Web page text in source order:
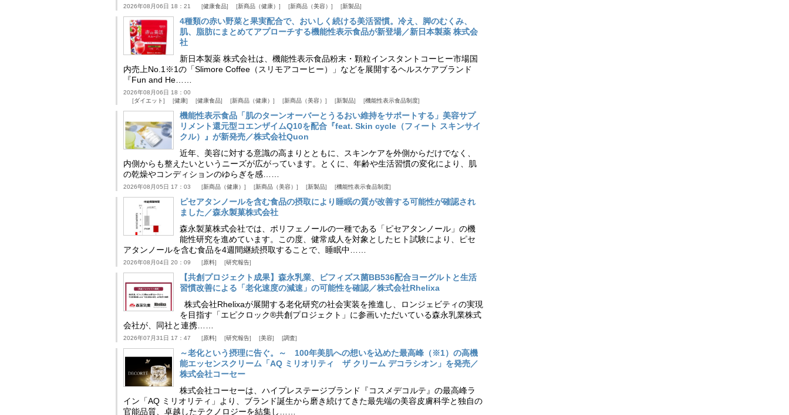
2026年08月06日 18：21 健康食品 新商品（健康） 新商品（美容） 新製品
4種類の赤い野菜と果実配合で、おいしく続ける美活習慣。冷え、脚のむくみ、
肌、脂肪にまとめてアプローチする機能性表示食品が新登場／新日本製薬 株式会
社
新日本製薬 株式会社は、機能性表示食品粉末・顆粒インスタントコーヒー市場国
内売上No.1※1の「Slimore Coffee（スリモアコーヒー）」などを展開するヘルスケアブランド
『Fun and He……
2026年08月06日 18：00
ダイエット
健康 健康食品 新商品（健康） 新商品（美容） 新製品 機能性表示食品制度
機能性表示食品「肌のターンオーバーとうるおい維持をサポートする」美容サプ
リメント還元型コエンザイムQ10を配合『feat. Skin cycle（フィート スキンサイ
クル）』が新発売／株式会社Quon
近年、美容に対する意識の高まりとともに、スキンケアを外側からだけでなく、
内側からも整えたいというニーズが広がっています。とくに、年齢や生活習慣の変化により、肌
の乾燥やコンディションのゆらぎを感……
2026年08月05日 17：03 新商品（健康） 新商品（美容） 新製品 機能性表示食品制度
ピセアタンノールを含む食品の摂取により睡眠の質が改善する可能性が確認され
ました／森永製菓株式会社
森永製菓株式会社では、ポリフェノールの一種である「ピセアタンノール」の機
能性研究を進めています。この度、健常成人を対象としたヒト試験により、ピセ
アタンノールを含む食品を4週間継続摂取することで、睡眠中……
2026年08月04日 20：09 原料 研究報告
【共創プロジェクト成果】森永乳業、ビフィズス菌BB536配合ヨーグルトと生活
習慣改善による「老化速度の減速」の可能性を確認／株式会社Rhelixa
株式会社Rhelixaが展開する老化研究の社会実装を推進し、ロンジェビティの実現
を目指す「エピクロック®共創プロジェクト」に参画いただいている森永乳業株式
会社が、同社と連携……
2026年07月31日 17：47 原料 研究報告 美容 調査
～老化という摂理に告ぐ。～ 100年美肌への想いを込めた最高峰（※1）の高機
能エッセンスクリーム「AQ ミリオリティ ザ クリーム デコラシオン」を発売／
株式会社コーセー
株式会社コーセーは、ハイプレステージブランド『コスメデコルテ』の最高峰ラ
イン「AQ ミリオリティ」より、ブランド誕生から磨き続けてきた最先端の美容皮膚科学と独自の
官能品質、卓越したテクノロジーを結集し……